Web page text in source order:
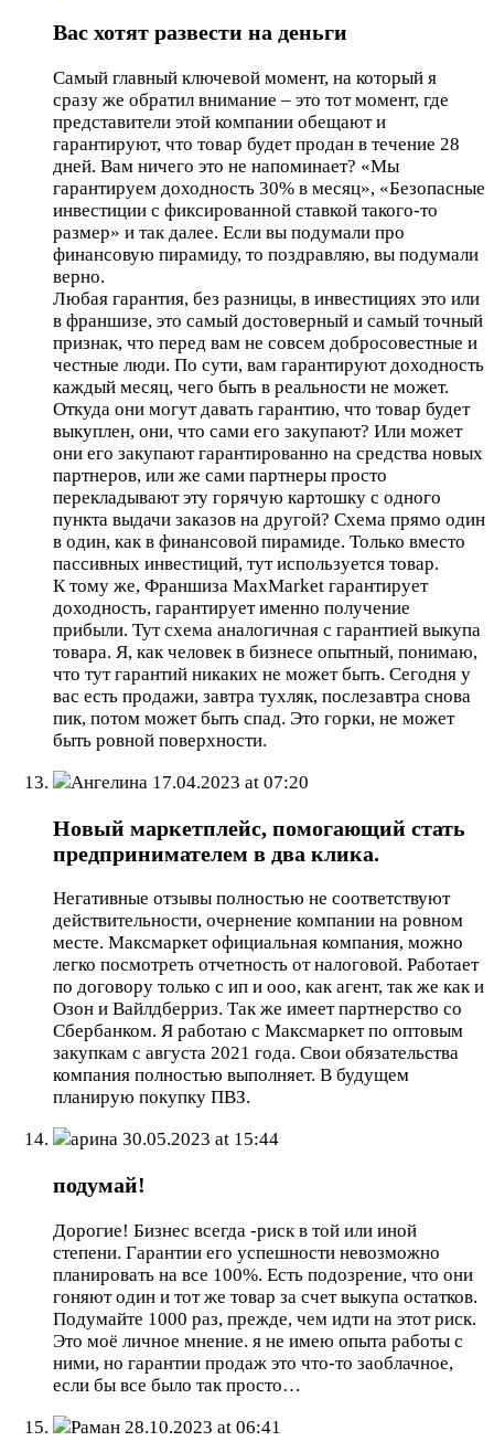
Вас хотят развести на деньги
Самый главный ключевой момент, на который я
сразу же обратил внимание – это тот момент, где
представители этой компании обещают и
гарантируют, что товар будет продан в течение 28
дней. Вам ничего это не напоминает? «Мы
гарантируем доходность 30% в месяц», «Безопасные
инвестиции с фиксированной ставкой такого-то
размер» и так далее. Если вы подумали про
финансовую пирамиду, то поздравляю, вы подумали
верно.
Любая гарантия, без разницы, в инвестициях это или
в франшизе, это самый достоверный и самый точный
признак, что перед вам не совсем добросовестные и
честные люди. По сути, вам гарантируют доходность
каждый месяц, чего быть в реальности не может.
Откуда они могут давать гарантию, что товар будет
выкуплен, они, что сами его закупают? Или может
они его закупают гарантированно на средства новых
партнеров, или же сами партнеры просто
перекладывают эту горячую картошку с одного
пункта выдачи заказов на другой? Схема прямо один
в один, как в финансовой пирамиде. Только вместо
пассивных инвестиций, тут используется товар.
К тому же, Франшиза MaxMarket гарантирует
доходность, гарантирует именно получение
прибыли. Тут схема аналогичная с гарантией выкупа
товара. Я, как человек в бизнесе опытный, понимаю,
что тут гарантий никаких не может быть. Сегодня у
вас есть продажи, завтра тухляк, послезавтра снова
пик, потом может быть спад. Это горки, не может
быть ровной поверхности.
Ангелина 17.04.2023 at 07:20
Новый маркетплейс, помогающий стать
предпринимателем в два клика.
Негативные отзывы полностью не соответствуют
действительности, очернение компании на ровном
месте. Максмаркет официальная компания, можно
легко посмотреть отчетность от налоговой. Работает
по договору только с ип и ооо, как агент, так же как и
Озон и Вайлдберриз. Так же имеет партнерство со
Сбербанком. Я работаю с Максмаркет по оптовым
закупкам с августа 2021 года. Свои обязательства
компания полностью выполняет. В будущем
планирую покупку ПВЗ.
арина 30.05.2023 at 15:44
подумай!
Дорогие! Бизнес всегда -риск в той или иной
степени. Гарантии его успешности невозможно
планировать на все 100%. Есть подозрение, что они
гоняют один и тот же товар за счет выкупа остатков.
Подумайте 1000 раз, прежде, чем идти на этот риск.
Это моё личное мнение. я не имею опыта работы с
ними, но гарантии продаж это что-то заоблачное,
если бы все было так просто…
Раман 28.10.2023 at 06:41